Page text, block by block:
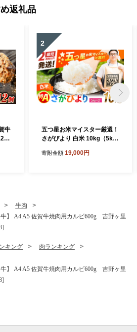
返礼品
牛
個
2
五つ星お米マイスター厳選！
さがびより 白米 10kg（5kg
店 [FCW046]
寄附金額 19,000円
牛肉
牛】 A4 A5 佐賀牛焼肉用カルビ600g 吉野ヶ里
キング
肉ランキング
牛】 A4 A5 佐賀牛焼肉用カルビ600g 吉野ヶ里